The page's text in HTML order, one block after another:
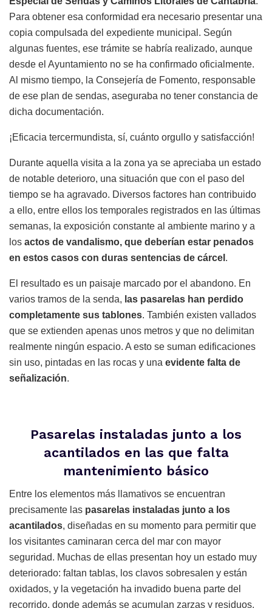
Para obtener esa conformidad era necesario presentar una
copia compulsada del expediente municipal. Según
algunas fuentes, ese trámite se habría realizado, aunque
desde el Ayuntamiento no se ha confirmado oficialmente.
Al mismo tiempo, la Consejería de Fomento, responsable
de ese plan de sendas, aseguraba no tener constancia de
dicha documentación.
¡Eficacia tercermundista, sí, cuánto orgullo y satisfacción!
Durante aquella visita a la zona ya se apreciaba un estado
de notable deterioro, una situación que con el paso del
tiempo se ha agravado. Diversos factores han contribuido
a ello, entre ellos los temporales registrados en las últimas
semanas, la exposición constante al ambiente marino y a
los actos de vandalismo, que deberían estar penados
en estos casos con duras sentencias de cárcel .
El resultado es un paisaje marcado por el abandono. En
varios tramos de la senda, las pasarelas han perdido
completamente sus tablones. También existen vallados
que se extienden apenas unos metros y que no delimitan
realmente ningún espacio. A esto se suman edificaciones
sin uso, pintadas en las rocas y una evidente falta de
señalización.
Pasarelas instaladas junto a los
acantilados en las que falta
mantenimiento básico
Entre los elementos más llamativos se encuentran
precisamente las pasarelas instaladas junto a los
acantilados, diseñadas en su momento para permitir que
los visitantes caminaran cerca del mar con mayor
seguridad. Muchas de ellas presentan hoy un estado muy
deteriorado: faltan tablas, los clavos sobresalen y están
oxidados, y la vegetación ha invadido buena parte del
recorrido, donde además se acumulan zarzas y residuos.